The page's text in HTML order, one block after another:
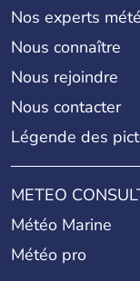
Nos experts
Nous connaître
Nous rejoindre
Nous contacter
Légende des
METEO
Météo Marine
Météo pro